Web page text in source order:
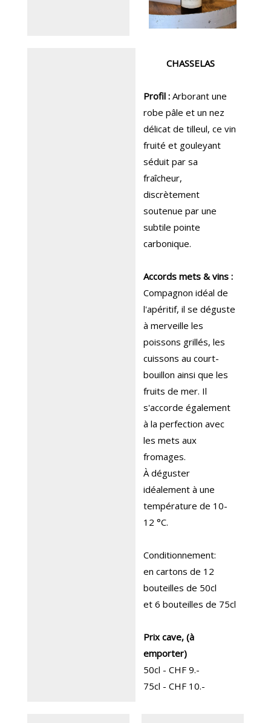
CHASSELAS
Profil : Arborant une
robe pâle et un nez
délicat de tilleul, ce vin
fruité et gouleyant
séduit par sa
fraîcheur,
discrètement
soutenue par une
subtile pointe
carbonique.
Accords mets & vins :
Compagnon idéal de
l'apéritif, il se déguste
à merveille les
poissons grillés, les
cuissons au court-
bouillon ainsi que les
fruits de mer. Il
s'accorde également
à la perfection avec
les mets aux
fromages.
À déguster
idéalement à une
température de 10-
12 °C.
Conditionnement:
en cartons de 12
bouteilles de 50cl
et 6 bouteilles de 75cl
Prix cave, (à
emporter)
50cl - CHF 9.-
75cl - CHF 10.-